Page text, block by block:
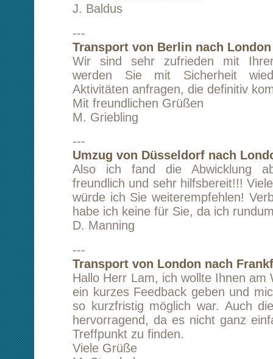
Die Abwicklung des Transportauftrages war
gute Kommunikation, ein ganz besonders
hilfsbereiter Fahrer. Guter Preis! Dafür
immer eine so stressreiche Angelegenheit
Transportangelegenheit sehr glatt von
nur weiterempfehlen und werde ich
Gelegenheit auch.
A. S.
Umzug von Freiburg nach Berlin
Ich bin mit der Abwicklung des Umzugs sehr
wurde vorher gut beraten und man kam mir
entgegegen. Alles hat gut geklappt, meine
sicher und ganz in Berlin an. Im Ganzen bin
und würde/werde sie auch weiterempfehlen!
M. F.
Transport von München nach
(Großbritannien)
Wir haben die Firma Kltransporte über
gefunden. Der Kontakt war sehr
unkompliziert. Angebote waren schnell
bestätigt. Die Abwicklung der Lieferung war
und sehr flexibel. Lieferung München -
kürzester Zeit mit Minimum Anweisung.
Sache und unbedingt zu empfehlen.